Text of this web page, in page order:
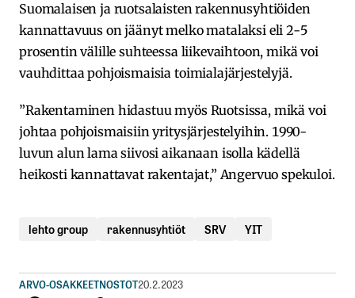
Suomalaisen ja ruotsalaisten rakennusyhtiöiden
kannattavuus on jäänyt melko matalaksi eli 2-5
prosentin välille suhteessa liikevaihtoon, mikä voi
vauhdittaa pohjoismaisia toimialajärjestelyjä.
”Rakentaminen hidastuu myös Ruotsissa, mikä voi
johtaa pohjoismaisiin yritysjärjestelyihin. 1990-
luvun alun lama siivosi aikanaan isolla kädellä
heikosti kannattavat rakentajat,” Angervuo spekuloi.
lehto group rakennusyhtiöt SRV YIT
ARVO-OSAKKEETNOSTOT20.2.2023